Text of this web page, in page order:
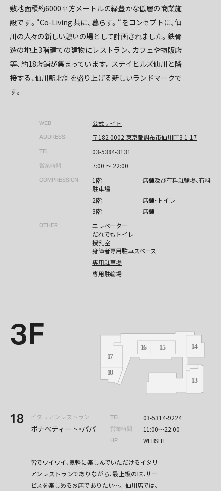
敷地面積約6000平方メートルの緑豊かな低層の商業施
設です。“Co-Living 共に、暮らす。“をコンセプトに、仙
川の人々の新しい憩いの場として計画されました。鉄骨
造の地上3階建ての建物にレストラン、カフェや物販店
等、約18店舗が集まっています。ステイヒルズ仙川と隣
接する、仙川駅北側を盛り上げる新しいランドマークで
す。
WEB 公式サイト
ADDRESS 〒182-0002 東京都調布市仙川町3-1-17
TEL 03-5384-3131
営業時間 7:00 ～ 22:00
COMPRESSION 1階
店舗及び有料駐輪場、有料
駐車場
2階
店舗・トイレ
3階
店舗
OTHER
エレベーター
だれでもトイレ
授乳室
身障者専用駐車スペース
専用駐車場
専用駐輪場
3F
18 イタリアンレストラン
ボナぺティート・パパ
TEL 03-5314-9224
営業時間 11:00〜22:00
HP WEBSITE
皆でワイワイ、気軽に楽しんでいただけるイタリ
アンレストランでありながら、最上級の味、サー
ビスを楽しめるお店でありたい…。 仙川店では、